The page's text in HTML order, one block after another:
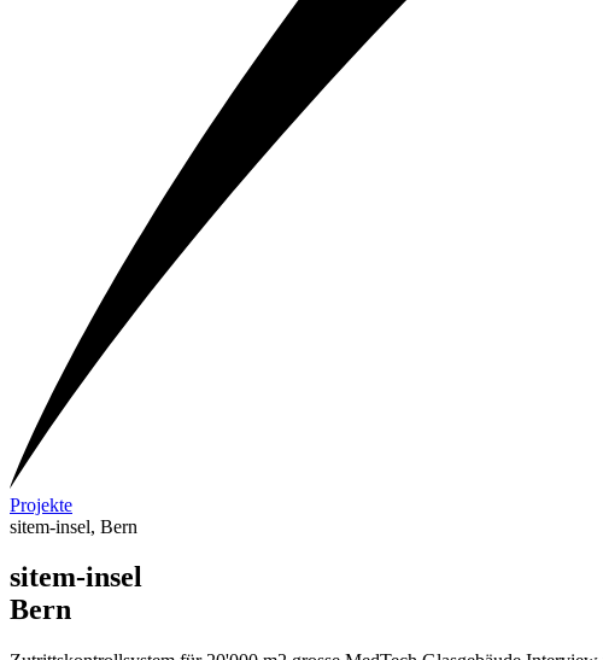
Projekte
sitem-insel, Bern
sitem-insel
Bern